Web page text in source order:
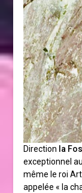
Direction la
exceptionnel
même le roi
appelée « la